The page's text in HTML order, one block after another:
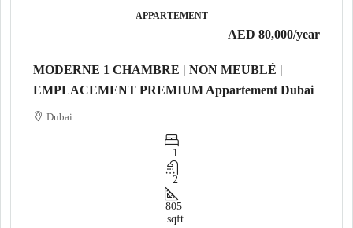
APPARTEMENT
AED 80,000/year
MODERNE 1 CHAMBRE | NON MEUBLÉ |
EMPLACEMENT PREMIUM Appartement Dubai
Dubai
1
2
805
sqft